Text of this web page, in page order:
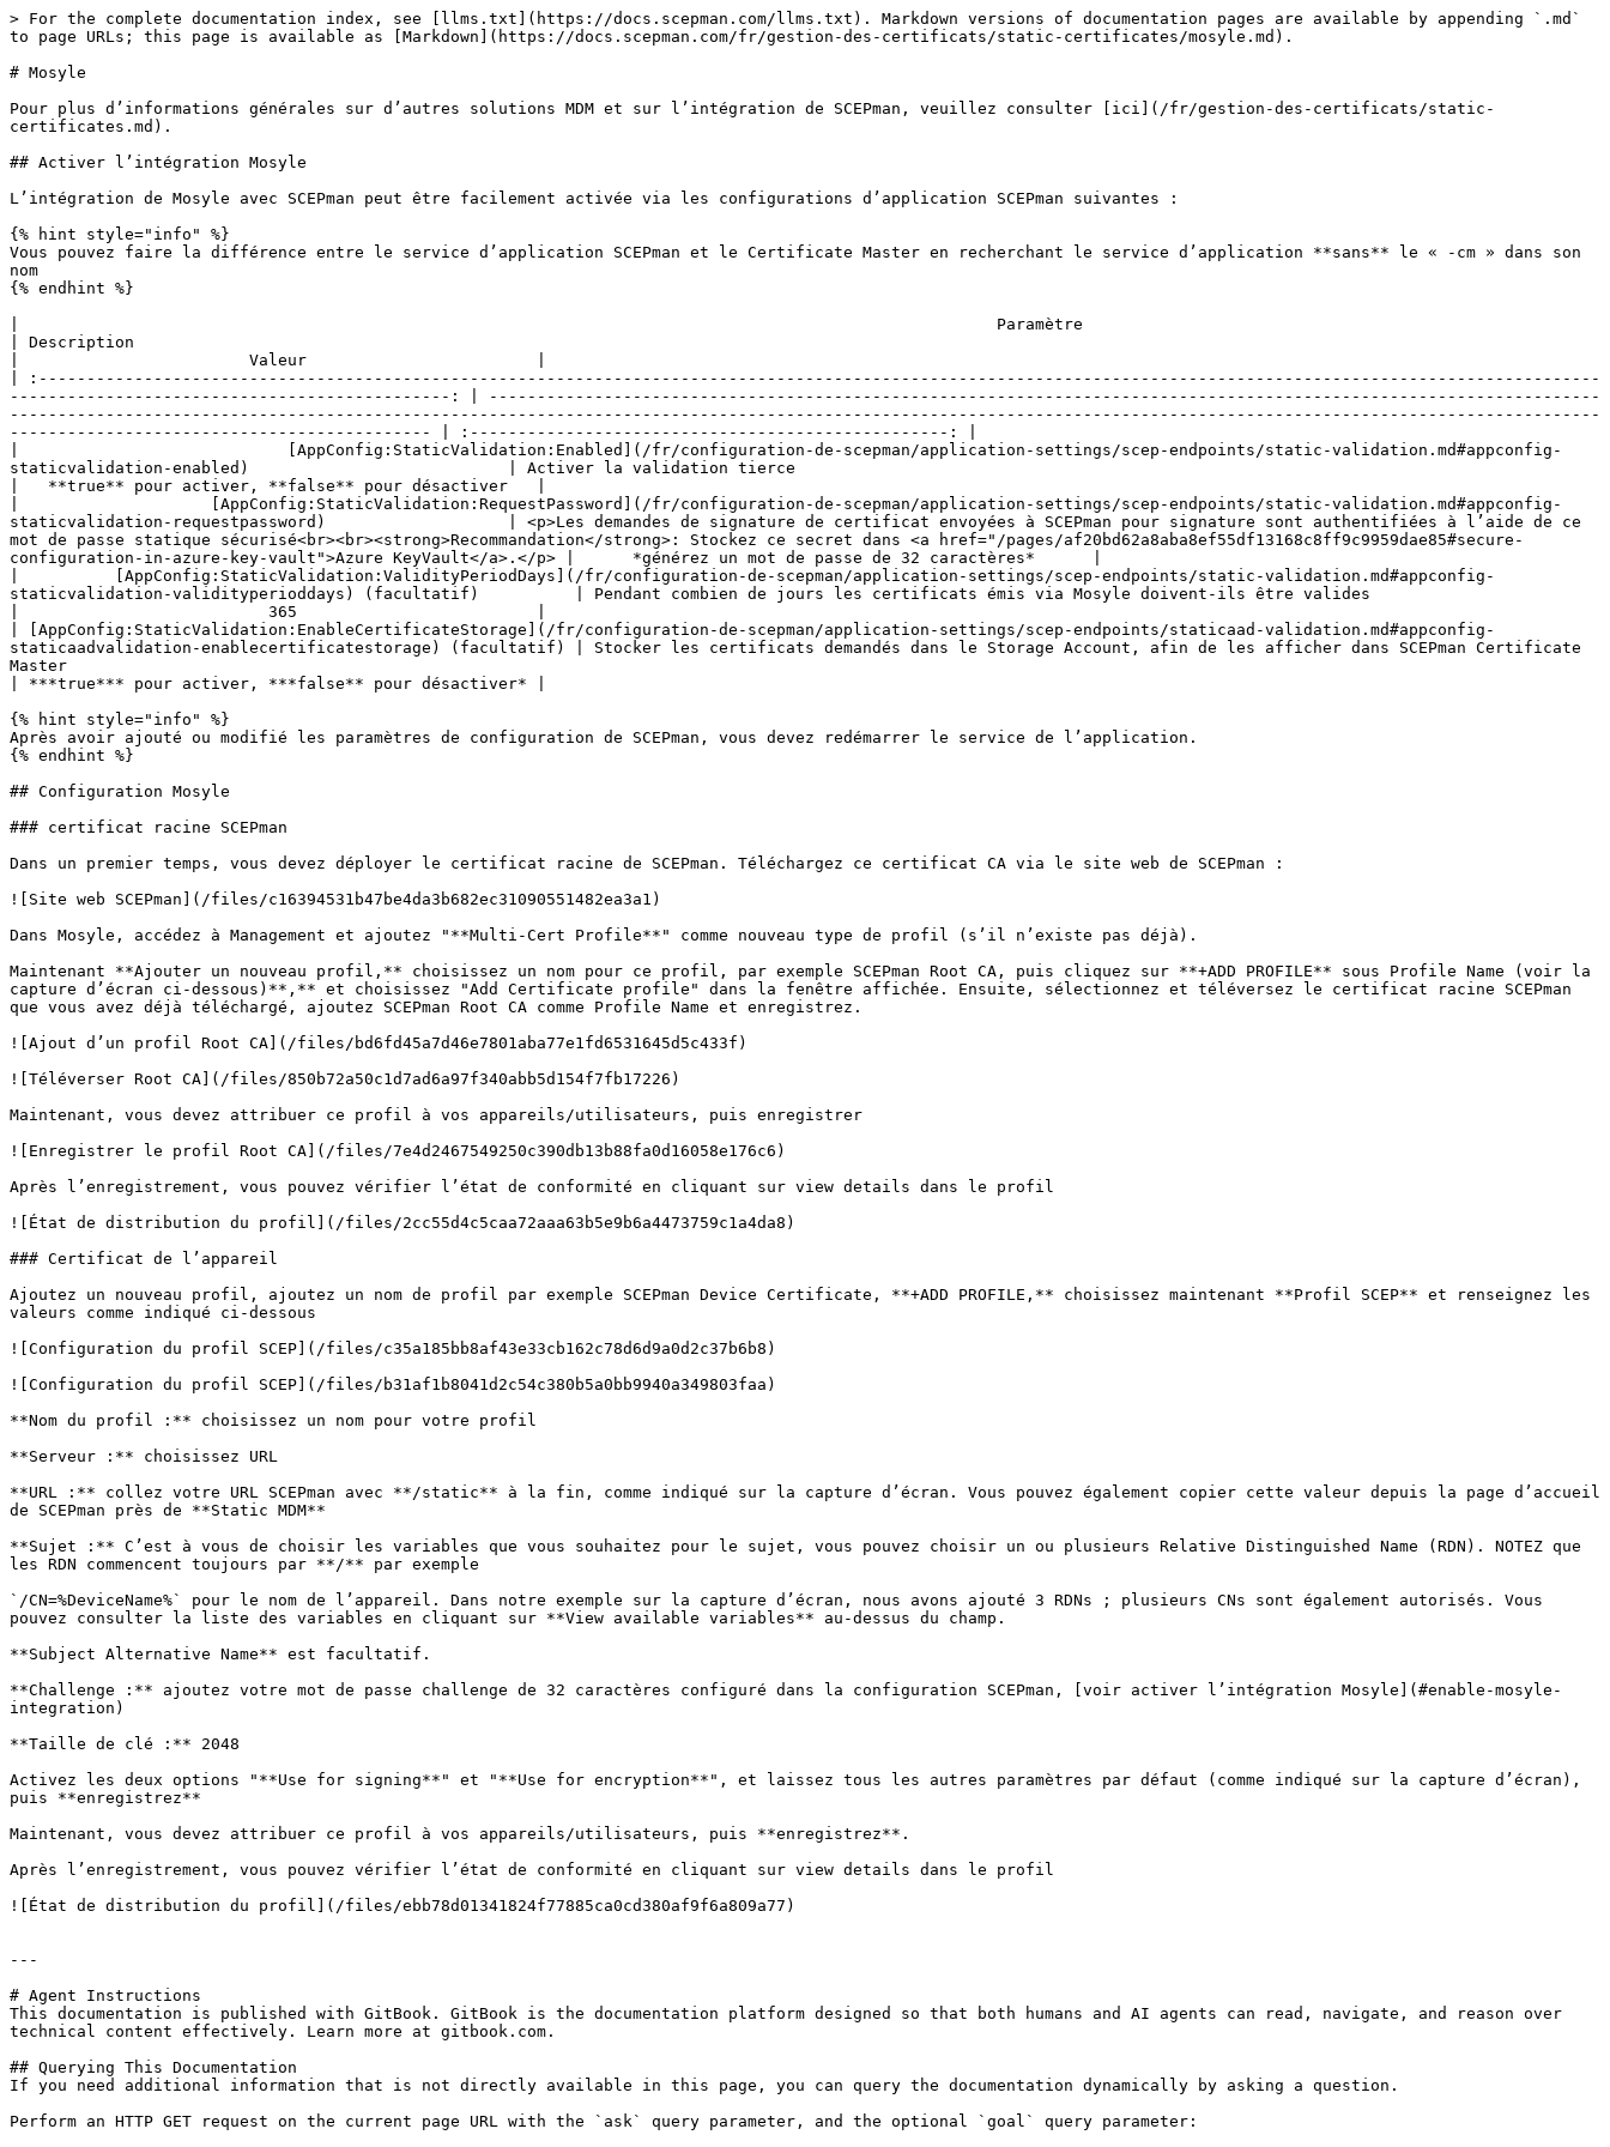
> For the complete documentation index, see [llms.txt](https://docs.scepman.com/llms.txt). Markdown versions of documentation pages are available by appending `.md`
to page URLs; this page is available as [Markdown](https://docs.scepman.com/fr/gestion-des-certificats/static-certificates/mosyle.md).
# Mosyle
Pour plus d’informations générales sur d’autres solutions MDM et sur l’intégration de SCEPman, veuillez consulter [ici](/fr/gestion-des-certificats/static-
certificates.md).
## Activer l’intégration Mosyle
L’intégration de Mosyle avec SCEPman peut être facilement activée via les configurations d’application SCEPman suivantes :
{% hint style="info" %}
Vous pouvez faire la différence entre le service d’application SCEPman et le Certificate Master en recherchant le service d’application **sans** le « -cm » dans son
nom
{% endhint %}
|                                                                                                      Paramètre
| Description
|                        Valeur                        |
| :-------------------------------------------------------------------------------------------------------------------------------------------------------------------
----------------------------------------------: | --------------------------------------------------------------------------------------------------------------------
----------------------------------------------------------------------------------------------------------------------------------------------------------------------
-------------------------------------------- | :--------------------------------------------------: |
|                            [AppConfig:StaticValidation:Enabled](/fr/configuration-de-scepman/application-settings/scep-endpoints/static-validation.md#appconfig-
staticvalidation-enabled)                           | Activer la validation tierce
|   **true** pour activer, **false** pour désactiver   |
|                    [AppConfig:StaticValidation:RequestPassword](/fr/configuration-de-scepman/application-settings/scep-endpoints/static-validation.md#appconfig-
staticvalidation-requestpassword)                   | <p>Les demandes de signature de certificat envoyées à SCEPman pour signature sont authentifiées à l’aide de ce
mot de passe statique sécurisé<br><br><strong>Recommandation</strong>: Stockez ce secret dans <a href="/pages/af20bd62a8aba8ef55df13168c8ff9c9959dae85#secure-
configuration-in-azure-key-vault">Azure KeyVault</a>.</p> |      *générez un mot de passe de 32 caractères*      |
|          [AppConfig:StaticValidation:ValidityPeriodDays](/fr/configuration-de-scepman/application-settings/scep-endpoints/static-validation.md#appconfig-
staticvalidation-validityperioddays) (facultatif)          | Pendant combien de jours les certificats émis via Mosyle doivent-ils être valides
|                          365                         |
| [AppConfig:StaticValidation:EnableCertificateStorage](/fr/configuration-de-scepman/application-settings/scep-endpoints/staticaad-validation.md#appconfig-
staticaadvalidation-enablecertificatestorage) (facultatif) | Stocker les certificats demandés dans le Storage Account, afin de les afficher dans SCEPman Certificate
Master
| ***true*** pour activer, ***false** pour désactiver* |
{% hint style="info" %}
Après avoir ajouté ou modifié les paramètres de configuration de SCEPman, vous devez redémarrer le service de l’application.
{% endhint %}
## Configuration Mosyle
### certificat racine SCEPman
Dans un premier temps, vous devez déployer le certificat racine de SCEPman. Téléchargez ce certificat CA via le site web de SCEPman :
![Site web SCEPman](/files/c16394531b47be4da3b682ec31090551482ea3a1)
Dans Mosyle, accédez à Management et ajoutez "**Multi-Cert Profile**" comme nouveau type de profil (s’il n’existe pas déjà).
Maintenant **Ajouter un nouveau profil,** choisissez un nom pour ce profil, par exemple SCEPman Root CA, puis cliquez sur **+ADD PROFILE** sous Profile Name (voir la
capture d’écran ci-dessous)**,** et choisissez "Add Certificate profile" dans la fenêtre affichée. Ensuite, sélectionnez et téléversez le certificat racine SCEPman
que vous avez déjà téléchargé, ajoutez SCEPman Root CA comme Profile Name et enregistrez.
![Ajout d’un profil Root CA](/files/bd6fd45a7d46e7801aba77e1fd6531645d5c433f)
![Téléverser Root CA](/files/850b72a50c1d7ad6a97f340abb5d154f7fb17226)
Maintenant, vous devez attribuer ce profil à vos appareils/utilisateurs, puis enregistrer
![Enregistrer le profil Root CA](/files/7e4d2467549250c390db13b88fa0d16058e176c6)
Après l’enregistrement, vous pouvez vérifier l’état de conformité en cliquant sur view details dans le profil
![État de distribution du profil](/files/2cc55d4c5caa72aaa63b5e9b6a4473759c1a4da8)
### Certificat de l’appareil
Ajoutez un nouveau profil, ajoutez un nom de profil par exemple SCEPman Device Certificate, **+ADD PROFILE,** choisissez maintenant **Profil SCEP** et renseignez les
valeurs comme indiqué ci-dessous
![Configuration du profil SCEP](/files/c35a185bb8af43e33cb162c78d6d9a0d2c37b6b8)
![Configuration du profil SCEP](/files/b31af1b8041d2c54c380b5a0bb9940a349803faa)
**Nom du profil :** choisissez un nom pour votre profil
**Serveur :** choisissez URL
**URL :** collez votre URL SCEPman avec **/static** à la fin, comme indiqué sur la capture d’écran. Vous pouvez également copier cette valeur depuis la page d’accueil
de SCEPman près de **Static MDM**
**Sujet :** C’est à vous de choisir les variables que vous souhaitez pour le sujet, vous pouvez choisir un ou plusieurs Relative Distinguished Name (RDN). NOTEZ que
les RDN commencent toujours par **/** par exemple
`/CN=%DeviceName%` pour le nom de l’appareil. Dans notre exemple sur la capture d’écran, nous avons ajouté 3 RDNs ; plusieurs CNs sont également autorisés. Vous
pouvez consulter la liste des variables en cliquant sur **View available variables** au-dessus du champ.
**Subject Alternative Name** est facultatif.
**Challenge :** ajoutez votre mot de passe challenge de 32 caractères configuré dans la configuration SCEPman, [voir activer l’intégration Mosyle](#enable-mosyle-
integration)
**Taille de clé :** 2048
Activez les deux options "**Use for signing**" et "**Use for encryption**", et laissez tous les autres paramètres par défaut (comme indiqué sur la capture d’écran),
puis **enregistrez**
Maintenant, vous devez attribuer ce profil à vos appareils/utilisateurs, puis **enregistrez**.
Après l’enregistrement, vous pouvez vérifier l’état de conformité en cliquant sur view details dans le profil
![État de distribution du profil](/files/ebb78d01341824f77885ca0cd380af9f6a809a77)
---
# Agent Instructions
This documentation is published with GitBook. GitBook is the documentation platform designed so that both humans and AI agents can read, navigate, and reason over
technical content effectively. Learn more at gitbook.com.
## Querying This Documentation
If you need additional information that is not directly available in this page, you can query the documentation dynamically by asking a question.
Perform an HTTP GET request on the current page URL with the `ask` query parameter, and the optional `goal` query parameter: